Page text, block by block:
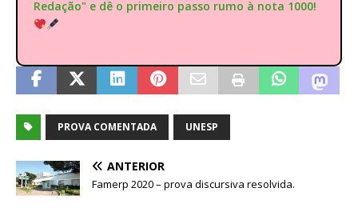
Redação" e dê o primeiro passo rumo à nota 1000!
PROVA COMENTADA UNESP
ANTERIOR
Famerp 2020 – prova discursiva resolvida.